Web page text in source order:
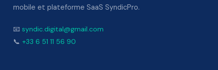
mobile et plateforme SaaS SyndicPro.
📧 syndic.digital@gmail.com
📞 +33 6 51 11 56 90